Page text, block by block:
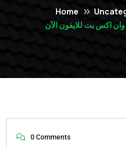
Home
وان اكس بت للايفون الآن
0 Comments